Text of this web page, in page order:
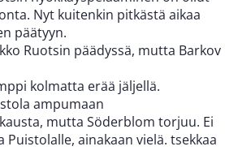
Nyt kuitenkin pitkästä aikaa
päätyyn.
Ruotsin päädyssä, mutta Barkov
kolmatta erää jäljellä.
ampumaan
mutta Söderblom torjuu. Ei
ainakaan vielä. tsekkaa